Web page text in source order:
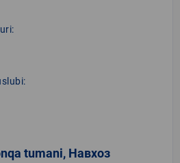
tumani, Навхоз